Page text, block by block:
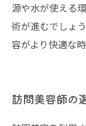
源や水が使える
術が進むでしょ
容がより快適な
訪問美容師の